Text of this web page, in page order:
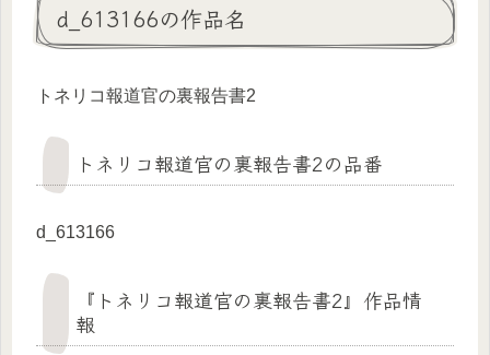
d_613166の作品名
トネリコ報道官の裏報告書2
トネリコ報道官の裏報告書2の品番
d_613166
『トネリコ報道官の裏報告書2』作品情
報